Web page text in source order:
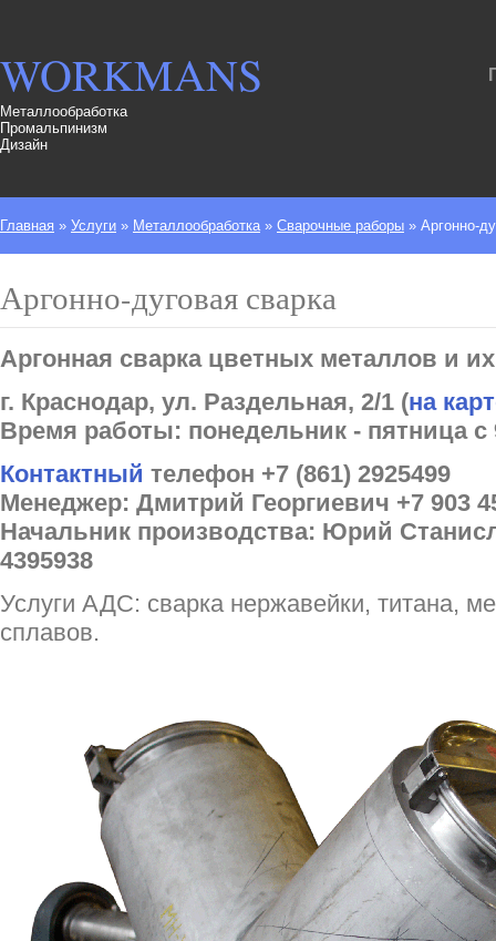
WORKMANS
Металлообработка
Промальпинизм
Дизайн
Главная » Услуги » Металлообработка» Сварочные раборы » Аргонно-
Аргонно-дуговая сварка
Аргонная сварка цветных металлов и
г. Краснодар, ул. Раздельная, 2/1 (на
Время работы: понедельник - пятница с
Контактный телефон +7 (861) 2925499
Менеджер: Дмитрий Георгиевич +7 903
Начальник производства: Юрий
4395938
Услуги АДС: сварка нержавейки, титана,
сплавов.